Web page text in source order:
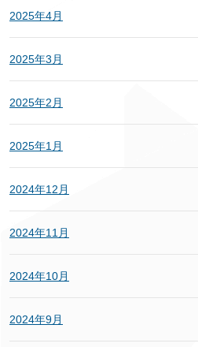
2025年4月
2025年3月
2025年2月
2025年1月
2024年12月
2024年11月
2024年10月
2024年9月